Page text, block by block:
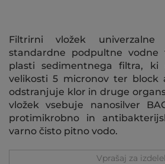
Filtrirni vložek
standardne podpultne vodne
plasti sedimentnega filtra, ki
velikosti 5 micronov ter block
odstranjuje klor in druge
vložek vsebuje nanosilver
protimikrobno in
varno čisto pitno vodo.
Vprašaj za